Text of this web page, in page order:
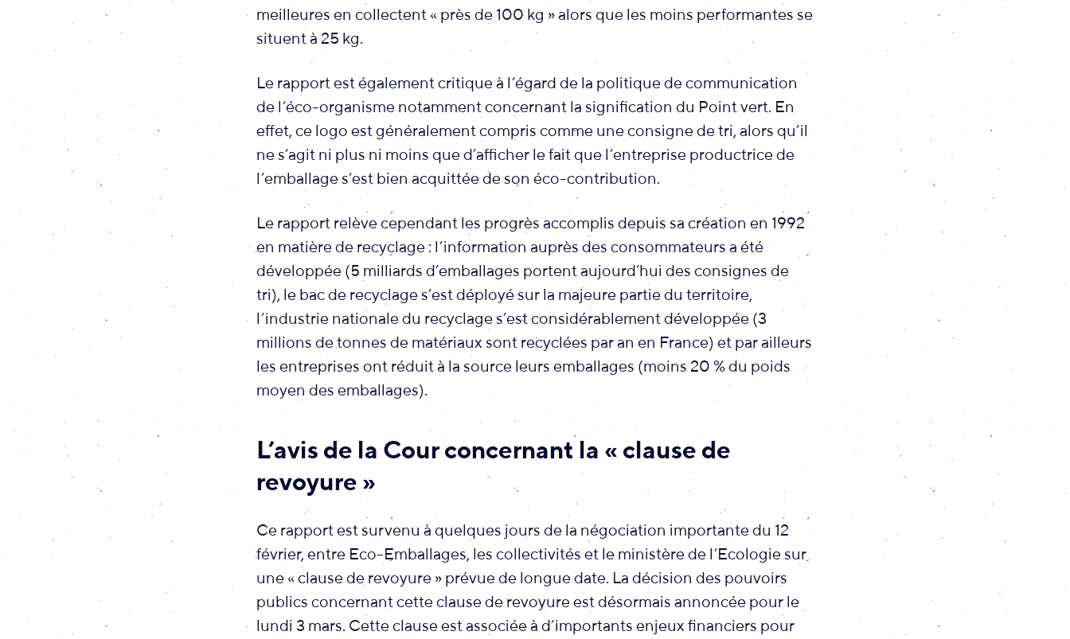
meilleures en collectent « près de 100 kg » alors que les moins performantes se
situent à 25 kg.
Le rapport est également critique à l’égard de la politique de communication
de l’éco-organisme notamment concernant la signification du Point vert. En
effet, ce logo est généralement compris comme une consigne de tri, alors qu’il
ne s’agit ni plus ni moins que d’afficher le fait que l’entreprise productrice de
l’emballage s’est bien acquittée de son éco-contribution.
Le rapport relève cependant les progrès accomplis depuis sa création en 1992
en matière de recyclage : l’information auprès des consommateurs a été
développée (5 milliards d’emballages portent aujourd’hui des consignes de
tri), le bac de recyclage s’est déployé sur la majeure partie du territoire,
l’industrie nationale du recyclage s’est considérablement développée (3
millions de tonnes de matériaux sont recyclées par an en France) et par ailleurs
les entreprises ont réduit à la source leurs emballages (moins 20 % du poids
moyen des emballages).
L’avis de la Cour concernant la « clause de
revoyure »
Ce rapport est survenu à quelques jours de la négociation importante du 12
février, entre Eco-Emballages, les collectivités et le ministère de l’Ecologie sur
une « clause de revoyure » prévue de longue date. La décision des pouvoirs
publics concernant cette clause de revoyure est désormais annoncée pour le
lundi 3 mars. Cette clause est associée à d’importants enjeux financiers pour